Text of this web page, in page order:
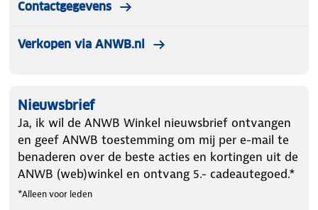
Contactgegevens
Verkopen via ANWB.nl
Nieuwsbrief
Ja, ik wil de ANWB Winkel nieuwsbrief ontvangen
en geef ANWB toestemming om mij per e-mail te
benaderen over de beste acties en kortingen uit de
ANWB (web)winkel en ontvang 5.- cadeautegoed.*
*Alleen voor leden